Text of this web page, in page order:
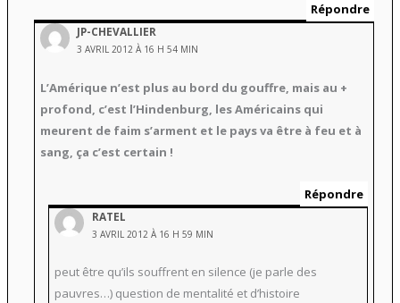
Répondre
JP-CHEVALLIER
3 AVRIL 2012 À 16 H 54 MIN
L’Amérique n’est plus au bord du gouffre, mais au +
profond, c’est l’Hindenburg, les Américains qui
meurent de faim s’arment et le pays va être à feu et à
sang, ça c’est certain !
Répondre
RATEL
3 AVRIL 2012 À 16 H 59 MIN
peut être qu’ils souffrent en silence (je parle des
pauvres…) question de mentalité et d’histoire